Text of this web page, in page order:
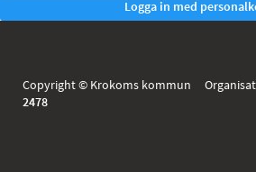
Copyright © Krokoms kommun
2478